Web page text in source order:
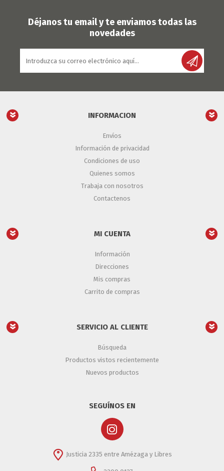
Déjanos tu email y te enviamos todas las
novedades
INFORMACION
Envíos
Información de privacidad
Condiciones de uso
Quienes somos
Trabaja con nosotros
Contactenos
MI CUENTA
Información
Direcciones
Mis compras
Carrito de compras
SERVICIO AL CLIENTE
Búsqueda
Productos vistos recientemente
Nuevos productos
SEGUÍNOS EN
Justicia 2335 entre Amézaga y Libres